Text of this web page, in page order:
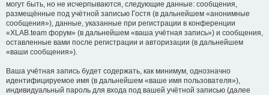
могут быть, но не исчерпываются, следующие данные: сообщения,
размещённые под учётной записью Гостя (в дальнейшем «анонимные
сообщения»), данные, указанные при регистрации в конференции
«XLAB.team форум» (в дальнейшем «ваша учётная запись») и сообщения,
оставленные вами после регистрации и авторизации (в дальнейшем
«ваши сообщения»).
Ваша учётная запись будет содержать, как минимум, однозначно
идентифицируемое имя (в дальнейшем «ваше имя пользователя»),
индивидуальный пароль для входа под вашей учётной записью (далее